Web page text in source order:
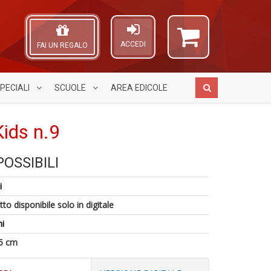
ACCEDI
FAI UN REGALO
SCUOLE AREA EDICOLE
n.9
disponibile solo in digitale
cm